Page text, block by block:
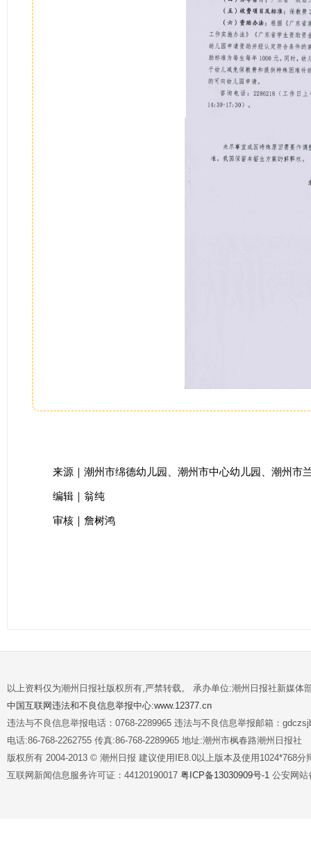
来源｜潮州市绵德幼儿园、潮州市中心幼儿园、潮州市
编辑｜翁纯
审核｜詹树鸿
以上资料仅为潮州日报社版权所有,严禁转载。 承办单位:潮州日报社新媒体
中国互联网违法和不良信息举报中心:www.12377.cn
违法与不良信息举报电话：0768-2289965 违法与不良信息举报邮箱：
电话:86-768-2262755 传真:86-768-2289965 地址:潮州市枫春路潮州日报社
版权所有 2004-2013 © 潮州日报 建议使用IE8.0以上版本及使用1024*768分
互联网新闻信息服务许可证：44120190017 粤ICP备13030909号-1 公安网站